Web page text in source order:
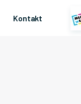
Kontakt